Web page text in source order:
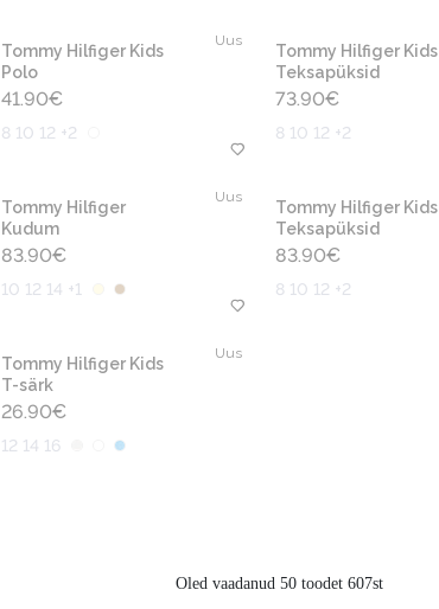
Uus
Tommy Hilfiger Kids
Polo
41.90€
8 10 12 +2
Tommy Hilfiger Kids
Teksapüksid
73.90€
8 10 12 +2
Uus
Tommy Hilfiger
Kudum
83.90€
10 12 14 +1
Tommy Hilfiger Kids
Teksapüksid
83.90€
8 10 12 +2
Uus
Tommy Hilfiger Kids
T-särk
26.90€
12 14 16
Oled vaadanud 50 toodet 607st